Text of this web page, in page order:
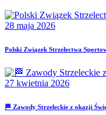
28 maja 2026
Polski Związek Strzelectwa
27 kwietnia 2026
🏁 Zawody Strzeleckie z okazji